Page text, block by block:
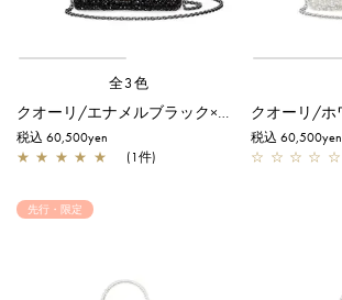
全3色
クオーリ/エナメルブラック×エナメルレッド
税込 60,500yen
★ ★ ★ ★ ★ (1件)
税込 60,500yen
☆ ☆ ☆ ☆ ☆
先行・限定